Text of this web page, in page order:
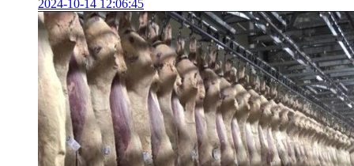
2024-10-14 12:06:45